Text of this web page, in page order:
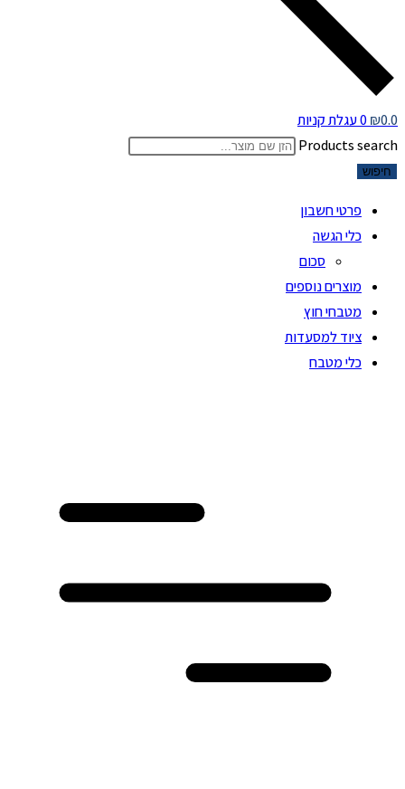
₪0.0
0 עגלת קניות
Products search
חיפוש
פרטי חשבון
כלי הגשה
סכום
מוצרים נוספים
מטבחי חוץ
ציוד למסעדות
כלי מטבח